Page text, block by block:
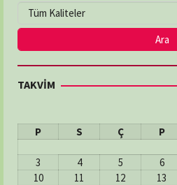
TAKVİM
P
S Ç P
3
4 5 6
10
11 12 13